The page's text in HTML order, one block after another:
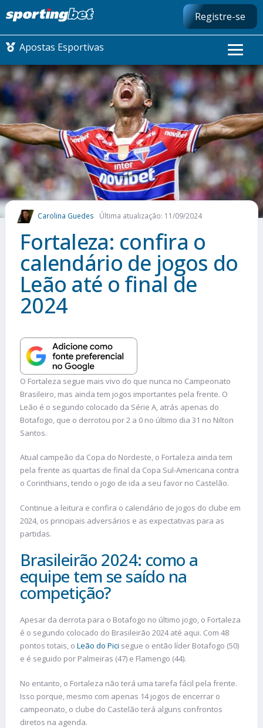
Registre-se
Apostas Esportivas
CONMEBOL LIBERTADORES
FUTEBOL NACIONAL
FUTEBOL INTERNACIONAL
COMO APOSTAR
MAIS ESPORTES
Carolina Guedes Última atualização: 11/09/2024
Fortaleza: confira o
calendário de jogos do
Leão até o final de
2024
O Fortaleza segue mais vivo do que nunca no Campeonato
Brasileiro, mas ainda tem jogos importantes pela frente. O
Leão é o segundo colocado da Série A, atrás apenas do
Botafogo, que o derrotou por 2 a 0 no último dia 31 no Nilton
Santos.
Atual campeão da Copa do Nordeste, o Fortaleza ainda tem
pela frente as quartas de final da Copa Sul-Americana contra
o Corinthians, tendo o jogo de ida a seu favor no Castelão.
Continue a leitura e confira o calendário de jogos do clube em
2024, os principais adversários e as expectativas para as
partidas.
Brasileirão 2024: como a
equipe tem se saído na
competição?
Apesar da derrota para o Botafogo no último jogo, o Fortaleza
é o segundo colocado do Brasileirão 2024 até aqui. Com 48
pontos totais, o Leão do Pici segue o então líder Botafogo (50)
e é seguido por Palmeiras (47) e Flamengo (44).
No entanto, o Fortaleza não terá uma tarefa fácil pela frente.
Isso porque, mesmo com apenas 14 jogos de encerrar o
campeonato, o clube do Castelão terá alguns confrontos
diretos na agenda.